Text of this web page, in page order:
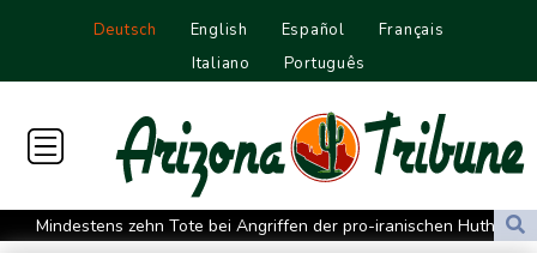
Deutsch English Español
Français
Italiano
Português
Mindestens zehn Tote bei Angriffen der pro-iranischen Huthis im